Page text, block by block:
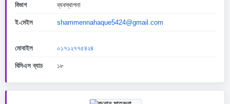
বিভাগ ব্যবস্থাপনা
ই-মেইল shammennahaque5424@gmail.com
মোবাইল ০১৭১২৭৭৫৪২৪
বিসিএস ব্যাচ ১৮